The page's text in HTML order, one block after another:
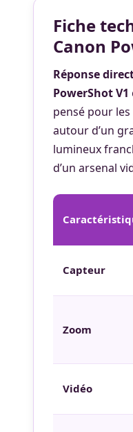
Fiche
Canon
Réponse
PowerShot V1
pensé pour
autour d’un
lumineux
d’un arsenal
Capteur
Zoom
Vidéo